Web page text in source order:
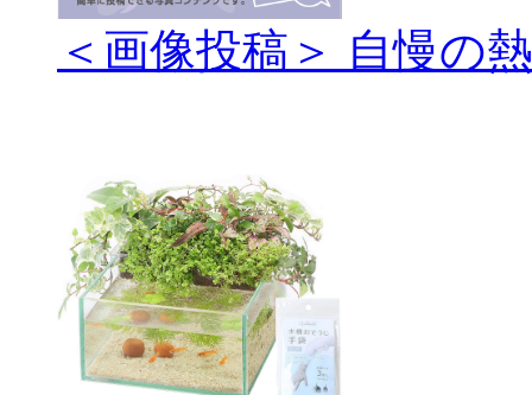
＜画像投稿＞ 自慢の